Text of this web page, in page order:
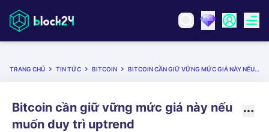
TRANG CHỦ TIN TỨC BITCOIN BITCOIN CẦN GIỮ VỮNG MỨC GIÁ NÀY NẾU MUỐN DUY TRÌ UPTREND
Bitcoin cần giữ vững mức giá này nếu
muốn duy trì uptrend